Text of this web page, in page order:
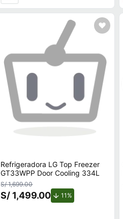
Refrigeradora LG Top Freezer
GT33WPP Door Cooling 334L
S/ 1,699.00
S/ 1,499.00 11%